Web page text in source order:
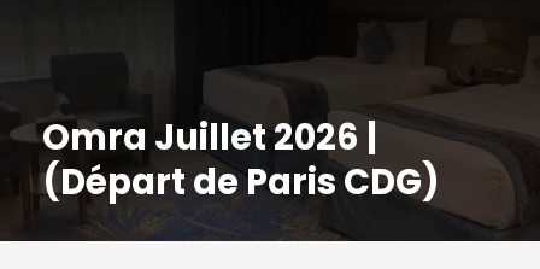
Omra Juillet 2026 |
(Départ de Paris CDG)